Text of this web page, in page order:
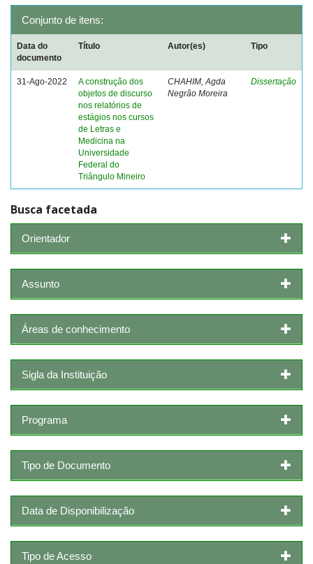
Conjunto de itens:
Data do
documento
Título Autor(es) Tipo
31-Ago-2022
A construção dos
objetos de discurso
nos relatórios de
estágios nos cursos
de Letras e
Medicina na
Universidade
Federal do
Triângulo Mineiro
CHAHIM, Agda
Negrão Moreira
Dissertação
Busca facetada
Orientador
Assunto
Áreas de conhecimento
Sigla da Instituição
Programa
Tipo de Documento
Data de Disponibilização
Tipo de Acesso